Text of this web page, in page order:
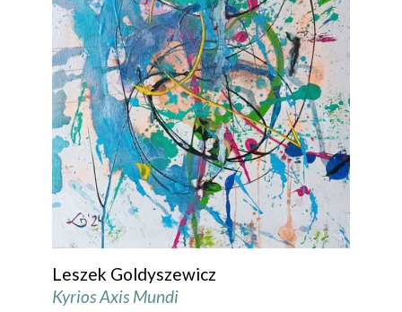
Leszek Goldyszewicz
Kyrios Axis Mundi